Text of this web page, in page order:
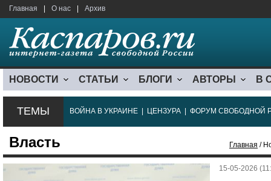
Главная О нас Архив
НОВОСТИ СТАТЬИ БЛОГИ АВТОРЫ В
ТЕМЫ ВОЙНА В УКРАИНЕ ЦЕНЗУРА ФОРУМ СВОБОДНОЙ
Власть Главная /
15-05-2026